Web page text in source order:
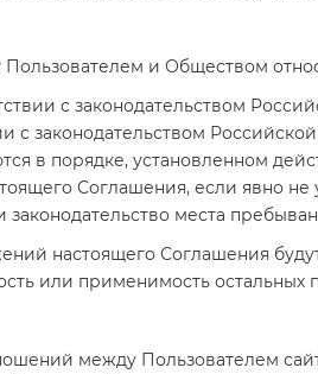
и Обществом
с законодательством
с законодательством
в порядке, установленном
Соглашения, если явно не
места
настоящего Соглашения
или применимость
между Пользователем